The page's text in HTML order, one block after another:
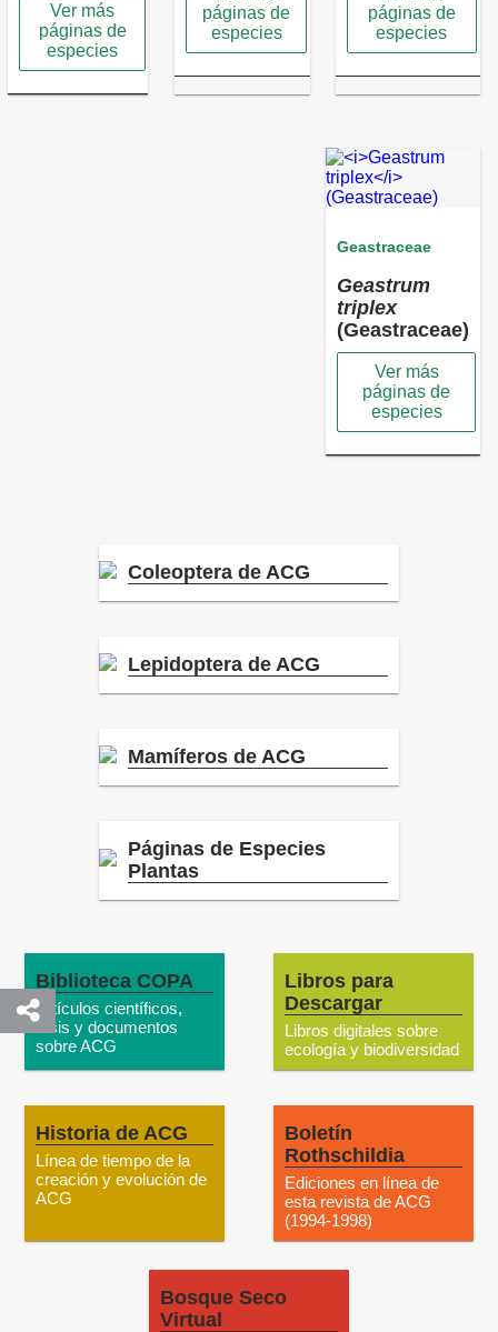
Ver más
páginas de
especies
páginas de
especies
páginas de
especies
Geastraceae
Geastrum
triplex
(Geastraceae)
Ver más
páginas de
especies
Coleoptera de ACG
Lepidoptera de ACG
Mamíferos de ACG
Páginas de Especies
Plantas
Biblioteca COPA
Artículos científicos,
tesis y documentos
sobre ACG
Libros para
Descargar
Libros digitales sobre
ecología y biodiversidad
Historia de ACG
Línea de tiempo de la
creación y evolución de
ACG
Boletín
Rothschildia
Ediciones en línea de
esta revista de ACG
(1994-1998)
Bosque Seco
Virtual